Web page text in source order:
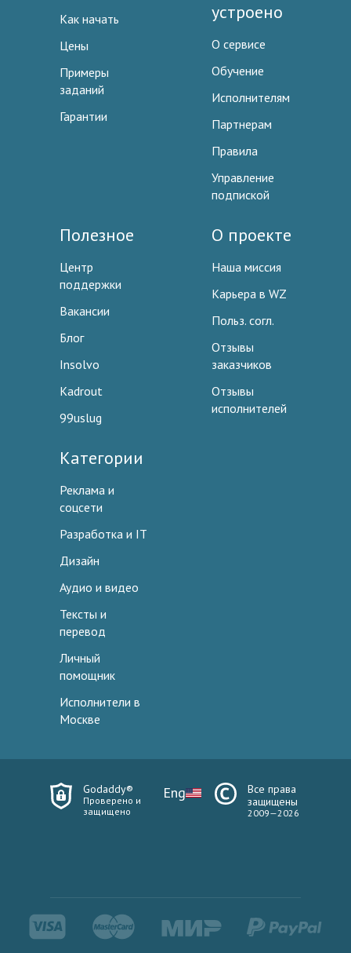
Как начать
Цены
Примеры
заданий
Гарантии
устроено
О сервисе
Обучение
Исполнителям
Партнерам
Правила
Управление
подпиской
Полезное
Центр
поддержки
Вакансии
Блог
Insolvo
Kadrout
99uslug
О проекте
Наша миссия
Карьера в WZ
Польз. согл.
Отзывы
заказчиков
Отзывы
исполнителей
Категории
Реклама и
соцсети
Разработка и IT
Дизайн
Аудио и видео
Тексты и
перевод
Личный
помощник
Исполнители в
Москве
Godaddy®
Проверено и
защищено
Eng
Все права
защищены
2009—2026